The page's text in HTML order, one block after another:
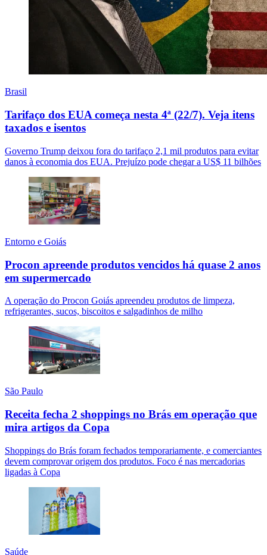
Brasil
Tarifaço dos EUA começa nesta 4ª (22/7). Veja itens
taxados e isentos
Governo Trump deixou fora do tarifaço 2,1 mil produtos para evitar
danos à economia dos EUA. Prejuízo pode chegar a US$ 11 bilhões
Entorno e Goiás
Procon apreende produtos vencidos há quase 2 anos
em supermercado
A operação do Procon Goiás apreendeu produtos de limpeza,
refrigerantes, sucos, biscoitos e salgadinhos de milho
São Paulo
Receita fecha 2 shoppings no Brás em operação que
mira artigos da Copa
Shoppings do Brás foram fechados temporariamente, e comerciantes
devem comprovar origem dos produtos. Foco é nas mercadorias
ligadas à Copa
Saúde